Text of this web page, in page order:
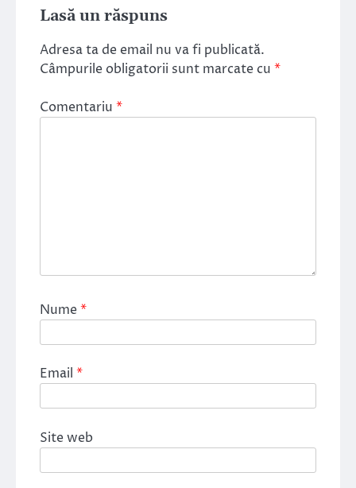
Lasă un răspuns
Adresa ta de email nu va fi publicată.
Câmpurile obligatorii sunt marcate cu *
Comentariu *
Nume*
Email *
Site web